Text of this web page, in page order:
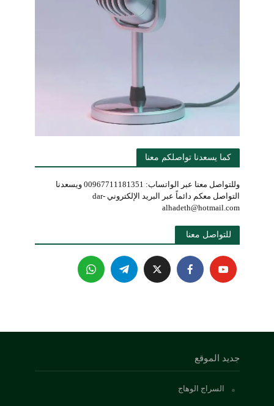
كما يسعدنا تواصلكم معنا
وللتواصل معنا عبر الواتساب: 00967711181351 ويسعدنا
التواصل معكم دائماً عبر البريد الإلكتروني dar-
alhadeth@hotmail.com
للتواصل معنا
جديد الموقع
السراج الوهاج